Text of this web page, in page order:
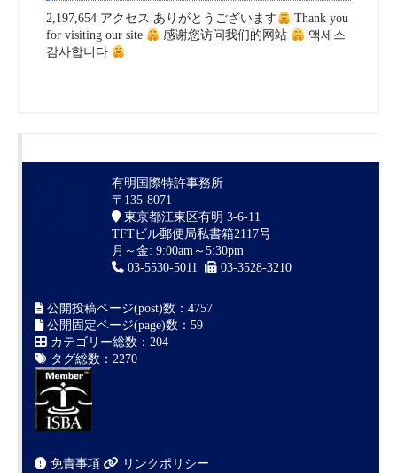
2,197,654 アクセス ありがとうございます
Thank you
for visiting our site
感谢您访问我们的网站
액세스
감사합니다
有明国際特許事務所
〒135-8071
東京都江東区有明 3-6-11
TFTビル郵便局私書箱2117号
月～金: 9:00am～5:30pm
03-5530-5011
03-3528-3210
公開投稿ページ(post)数：4757
公開固定ページ(page)数：59
カテゴリー総数：204
タグ総数：2270
免責事項 リンクポリシー